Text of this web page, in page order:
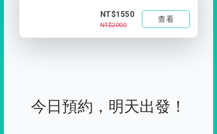
NT$1550
NT$2000
查看
今日預約，明天出發！